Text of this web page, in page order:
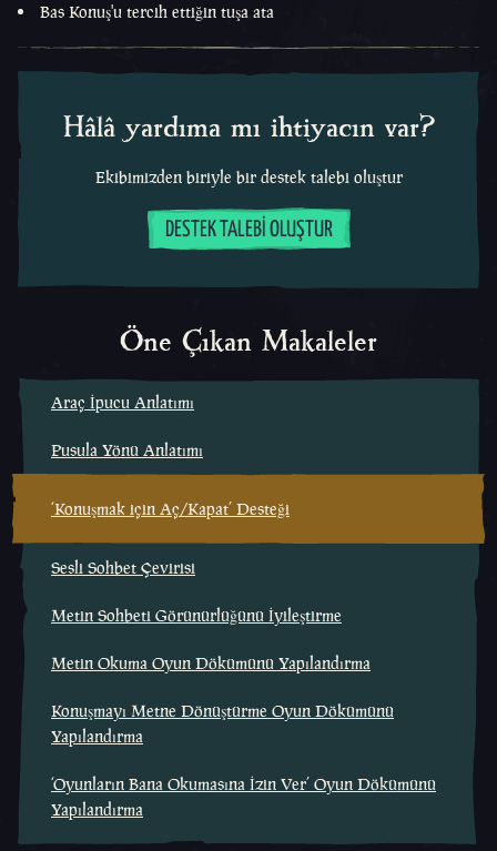
Bas Konuş'u tercih ettiğin tuşa ata
Hâlâ yardıma mı ihtiyacın var?
Ekibimizden biriyle bir destek talebi oluştur
DESTEK TALEBI OLUŞTUR
Öne Çıkan Makaleler
Araç İpucu Anlatımı
Pusula Yönü Anlatımı
‘Konuşmak için Aç/Kapat’ Desteği
Sesli Sohbet Çevirisi
Metin Sohbeti Görünürlüğünü İyileştirme
Metin Okuma Oyun Dökümünü Yapılandırma
Konuşmayı Metne Dönüştürme Oyun Dökümünü
Yapılandırma
‘Oyunların Bana Okumasına İzin Ver’ Oyun Dökümünü
Yapılandırma